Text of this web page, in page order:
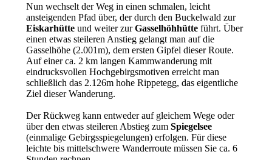
Nun wechselt der Weg in einen schmalen, leicht
ansteigenden Pfad über, der durch den Buckelwald zur
Eiskarhütte und weiter zurGasselhöhhütte führt. Über
einen etwas steileren Anstieg gelangt man auf die
Gasselhöhe (2.001m), dem ersten Gipfel dieser Route.
Auf einer ca. 2 km langen Kammwanderung mit
eindrucksvollen Hochgebirgsmotiven erreicht man
schließlich das 2.126m hohe Rippetegg, das eigentliche
Ziel dieser Wanderung.
Der Rückweg kann entweder auf gleichem Wege oder
über den etwas steileren Abstieg zum Spiegelsee
(einmalige Gebirgsspiegelungen) erfolgen. Für diese
leichte bis mittelschwere Wanderroute müssen Sie ca. 6